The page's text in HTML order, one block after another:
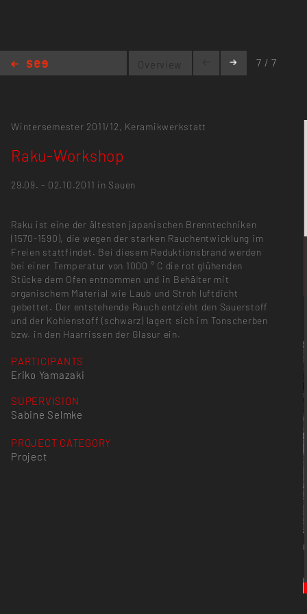
Overview 7 / 7
Wintersemester 2011/12, Keramikwerkstatt
Raku-Workshop
29.09. - 02.10.2011 in Sauen
Raku ist eine der ältesten japanischen Brenntechniken
(1570-1590), die wegen der starken Rauchentwicklung im
Freien stattfindet. Bei diesem Reduktionsbrand werden
bei einer Temperatur von 1000 ° C die rot glühenden
Stücke dem Ofen entnommen und in Behälter mit
organischem Material wie Laub und Stroh luftdicht
gebettet. Der entstehende Rauch entzieht den Sauerstoff
und der Kohlenstoff (schwarz) lagert sich im Tonscherben
bzw. in den Haarrissen der Glasur ein.
PARTICIPANTS
Eriko Yamazaki
SUPERVISION
Sabine Selmke
PROJECT CATEGORY
Project